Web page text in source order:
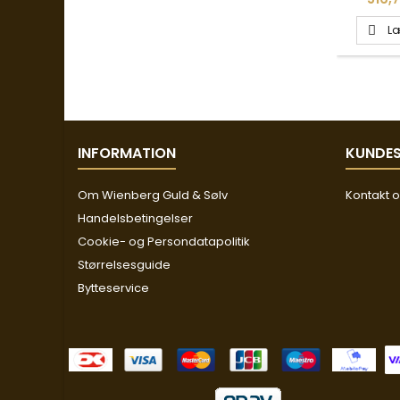

INFORMATION
Om Wienberg Guld & Sølv
Handelsbetingelser
Cookie- og Persondatapolitik
Størrelsesguide
Bytteservice
Kontakt